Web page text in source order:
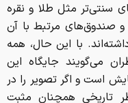
سنتی‌تر مثل طلا و نقره
و صندوق‌های مرتبط با آن
داشته‌اند. با این حال، همه
می‌گویند جایگاه این
است و اگر تصویر را در
تاریخی همچنان مثبت